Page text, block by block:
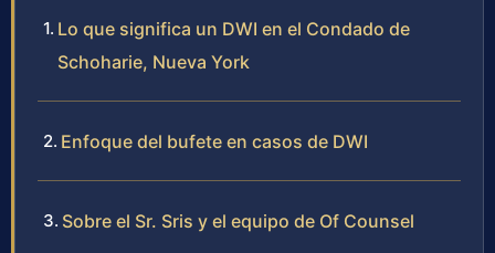
Lo que significa un DWI en el Condado de
Schoharie, Nueva York
Enfoque del bufete en casos de DWI
Sobre el Sr. Sris y el equipo de Of Counsel